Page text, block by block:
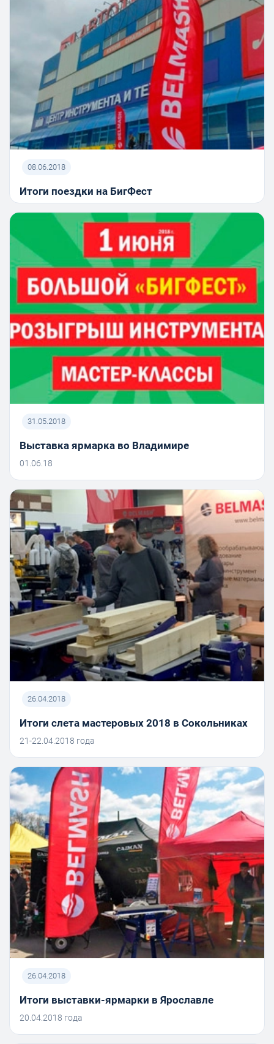
08.06.2018
Итоги поездки на БигФест
31.05.2018
Выставка ярмарка во Владимире
01.06.18
26.04.2018
Итоги слета мастеровых 2018 в Сокольниках
21-22.04.2018 года
26.04.2018
Итоги выставки-ярмарки в Ярославле
20.04.2018 года